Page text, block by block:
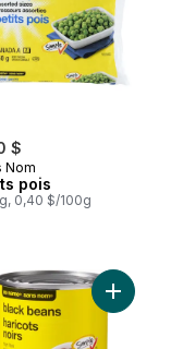
$
Nom
pois
0,40 $/100g
à l’ail prêt pour le four
Ajouter